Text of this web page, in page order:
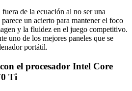
de la ecuación al no ser una
un acierto para mantener el foco
y la fluidez en el juego competitivo.
uno de los mejores paneles que se
portátil.
el procesador Intel Core
Ti